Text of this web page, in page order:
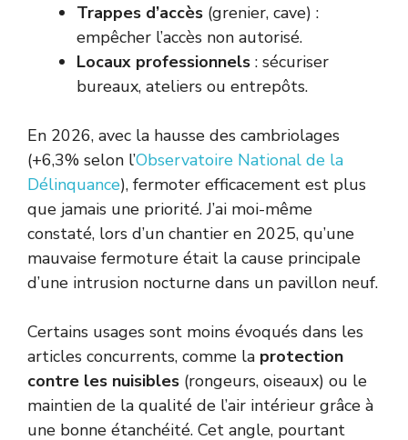
Trappes d’accès (grenier, cave) :
empêcher l’accès non autorisé.
Locaux professionnels : sécuriser
bureaux, ateliers ou entrepôts.
En 2026, avec la hausse des cambriolages
(+6,3% selon l’Observatoire National de la
Délinquance), fermoter efficacement est plus
que jamais une priorité. J’ai moi-même
constaté, lors d’un chantier en 2025, qu’une
mauvaise fermoture était la cause principale
d’une intrusion nocturne dans un pavillon neuf.
Certains usages sont moins évoqués dans les
articles concurrents, comme la protection
contre les nuisibles (rongeurs, oiseaux) ou le
maintien de la qualité de l’air intérieur grâce à
une bonne étanchéité. Cet angle, pourtant